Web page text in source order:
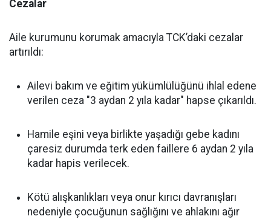
Cezalar
Aile kurumunu korumak amacıyla TCK’daki cezalar
artırıldı:
Ailevi bakım ve eğitim yükümlülüğünü ihlal edene
verilen ceza "3 aydan 2 yıla kadar" hapse çıkarıldı.
Hamile eşini veya birlikte yaşadığı gebe kadını
çaresiz durumda terk eden faillere 6 aydan 2 yıla
kadar hapis verilecek.
Kötü alışkanlıkları veya onur kırıcı davranışları
nedeniyle çocuğunun sağlığını ve ahlakını ağır